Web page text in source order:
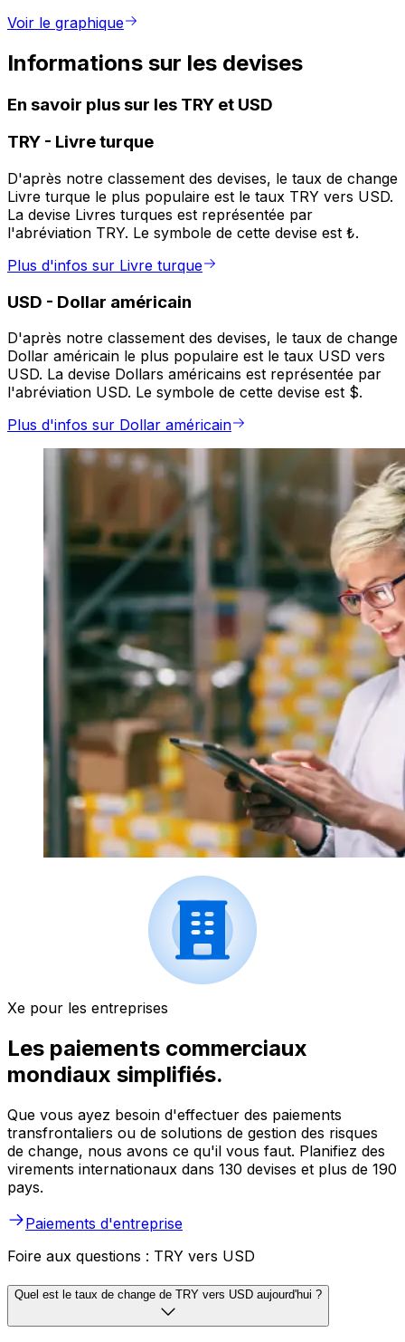
Voir le graphique
Informations sur les devises
En savoir plus sur les TRY et USD
TRY - Livre turque
D'après notre classement des devises, le taux de change
Livre turque le plus populaire est le taux TRY vers USD.
La devise Livres turques est représentée par
l'abréviation TRY. Le symbole de cette devise est ₺.
Plus d'infos sur Livre turque
USD - Dollar américain
D'après notre classement des devises, le taux de change
Dollar américain le plus populaire est le taux USD vers
USD. La devise Dollars américains est représentée par
l'abréviation USD. Le symbole de cette devise est $.
Plus d'infos sur Dollar américain
Xe pour les entreprises
Les paiements commerciaux
mondiaux simplifiés.
Que vous ayez besoin d'effectuer des paiements
transfrontaliers ou de solutions de gestion des risques
de change, nous avons ce qu'il vous faut. Planifiez des
virements internationaux dans 130 devises et plus de 190
pays.
Paiements d'entreprise
Foire aux questions : TRY vers USD
Quel est le taux de change de TRY vers USD aujourd'hui ?